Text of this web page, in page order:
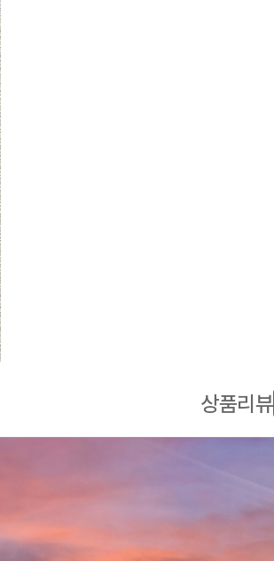
상품리뷰